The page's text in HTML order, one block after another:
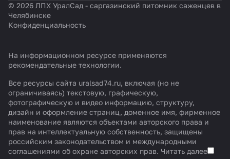
© 2026 ЛПХ УралСад - саргазинский питомник саженцев в
Челябинске
Конфиденциальность
На информационном ресурсе применяются
рекомендательные технологии.
Все ресурсы сайта uralsad74.ru, включая (но не
ограничиваясь) текстовую, графическую,
фотографическую и видео информацию, структуру,
дизайн и оформление страниц, доменное имя, фирменное
наименование являются объектами авторского права и
прав на интеллектуальную собственность, защищены
российским законодательством и международными
соглашениями об охране авторских прав. Читать далее